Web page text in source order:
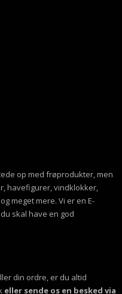
op med frøprodukter, men
havefigurer, vindklokker,
meget mere. Vi er en E-
skal have en god
din ordre, er du altid
eller sende os en besked via